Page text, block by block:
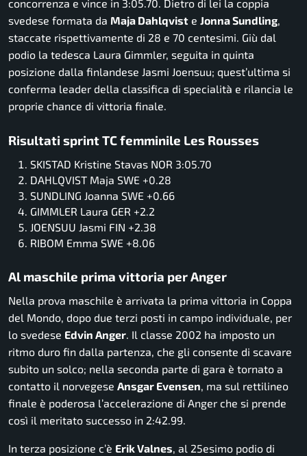
concorrenza e vince in 3:05.70. Dietro di lei la coppia
svedese formata da Maja Dahlqvist e Jonna Sundling,
staccate rispettivamente di 28 e 70 centesimi. Giù dal
podio la tedesca Laura Gimmler, seguita in quinta
posizione dalla finlandese Jasmi Joensuu; quest’ultima si
conferma leader della classifica di specialità e rilancia le
proprie chance di vittoria finale.
Risultati sprint TC femminile Les Rousses
SKISTAD Kristine Stavas NOR 3:05.70
DAHLQVIST Maja SWE +0.28
SUNDLING Joanna SWE +0.66
GIMMLER Laura GER +2.2
JOENSUU Jasmi FIN +2.38
RIBOM Emma SWE +8.06
Al maschile prima vittoria per Anger
Nella prova maschile è arrivata la prima vittoria in Coppa
del Mondo, dopo due terzi posti in campo individuale, per
lo svedese Edvin Anger. Il classe 2002 ha imposto un
ritmo duro fin dalla partenza, che gli consente di scavare
subito un solco; nella seconda parte di gara è tornato a
contatto il norvegese Ansgar Evensen, ma sul rettilineo
finale è poderosa l’accelerazione di Anger che si prende
così il meritato successo in 2:42.99.
In terza posizione c’è Erik Valnes, al 25esimo podio di